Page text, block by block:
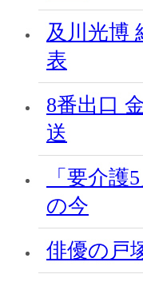
及川光博
表
8番出口
送
「要介護
の今
俳優の戸